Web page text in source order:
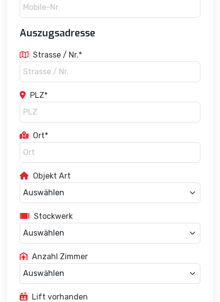
Auszugsadresse
Strasse / Nr.*
PLZ*
Ort*
Objekt Art
Stockwerk
Anzahl Zimmer
Lift vorhanden